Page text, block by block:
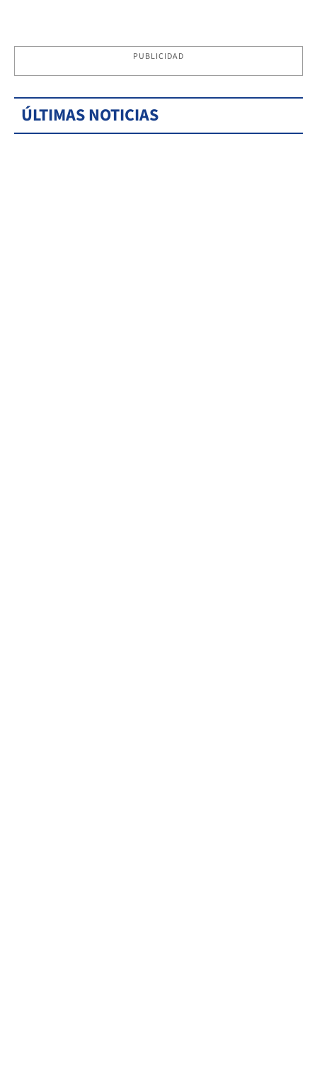
PUBLICIDAD
ÚLTIMAS NOTICIAS